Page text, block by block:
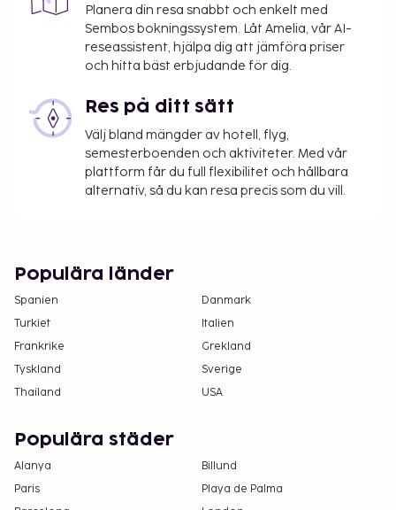
Sapori, en av de 3 restaurangerna detta hotell
ståtar med, eller stanna på rummet och nyttja dess
rumsservice dygnet runt. Avsluta dagen med en
dagligen mot en avgift från 07.00 till 10.00.
Hotelstars Union tilldelar officiella
stjärnklassificeringar för boenden i Schweiz. Detta
boende har klassificerats som 5 stjärnor. Följande
anläggningar är otillgängliga från 7 december 2026
Du kommer att ombes att betala följande avgifter
på boendet – avgifterna kan inkludera tillämpliga
skatter:
Avgift per barn för galamiddag på nyårsafton
(31 december): 220.00 CHF (från 4 till 12 år)
boendet. Skatten är säsongsbunden och gäller
inte alltid året om. Undantag från skatten kan
finnas. Kontakta boendet med hjälp av
uppgifterna i bokningsbekräftelsen för mer
Planera din resa snabbt och enkelt med
Sembos bokningssystem. Låt Amelia, vår AI-
reseassistent, hjälpa dig att jämföra priser
och hitta bäst erbjudande för dig.
Res på ditt sätt
Välj bland mängder av hotell, flyg,
semesterboenden och aktiviteter. Med vår
plattform får du full flexibilitet och hållbara
alternativ, så du kan resa precis som du vill.
Populära länder
Spanien
Danmark
Turkiet
Italien
Frankrike
Grekland
Tyskland
Sverige
Thailand
USA
Populära städer
Alanya
Billund
Paris
Playa de Palma